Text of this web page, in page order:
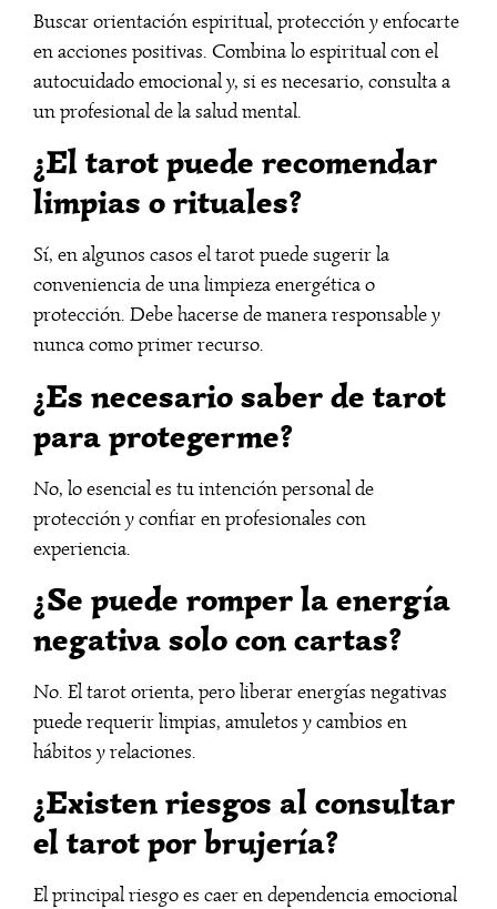
Buscar orientación espiritual, protección y enfocarte
en acciones positivas. Combina lo espiritual con el
autocuidado emocional y, si es necesario, consulta a
un profesional de la salud mental.
¿El tarot puede recomendar
limpias o rituales?
Sí, en algunos casos el tarot puede sugerir la
conveniencia de una limpieza energética o
protección. Debe hacerse de manera responsable y
nunca como primer recurso.
¿Es necesario saber de tarot
para protegerme?
No, lo esencial es tu intención personal de
protección y confiar en profesionales con
experiencia.
¿Se puede romper la energía
negativa solo con cartas?
No. El tarot orienta, pero liberar energías negativas
puede requerir limpias, amuletos y cambios en
hábitos y relaciones.
¿Existen riesgos al consultar
el tarot por brujería?
El principal riesgo es caer en dependencia emocional